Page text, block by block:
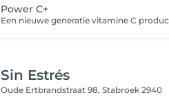
Power C+
Sin Estrés
Oude Ertbrandstraat 98,Stabroek 2940